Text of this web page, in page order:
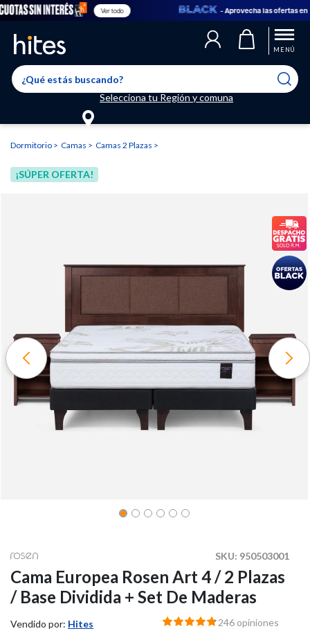
Ver todo - Aprovecha las ofertas en
MENÚ
Selecciona tu Región y comuna
El producto ha sido eliminado correctamente
El producto ha sido agregado a tu lista de favoritos correctamente
Llegaste al límite de productos favoritos permitidos, para agregar
uno nuevo ingresa a “Mi cuenta” y elimina los que ya no necesitas.
Dormitorio Camas Camas 2 Plazas
¡SÚPER OFERTA!
SKU: 950503001
Cama Europea Rosen Art 4 / 2 Plazas
/ Base Dividida + Set De Maderas
Vendido por: Hites 246 opiniones